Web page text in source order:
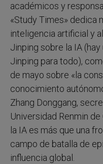
académicos y
«Study Times» dedica
inteligencia artificial y
Jinping sobre la IA
Jinping para todo),
de mayo sobre «la
conocimiento
Zhang Donggang,
Universidad Renmin
la IA es más que una
campo de batalla de
influencia global.